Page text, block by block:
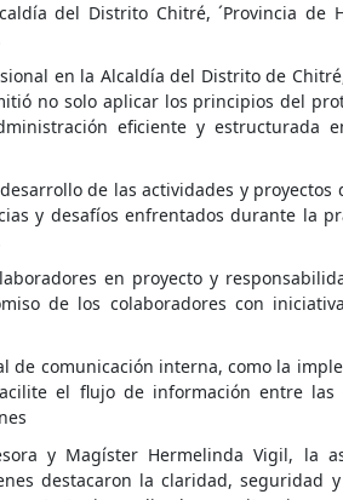
del Distrito Chitré, ´Provincia de
en la Alcaldía del Distrito de
no solo aplicar los principios del
eficiente y estructurada
de las actividades y
y desafíos enfrentados durante la
en proyecto y
de los colaboradores con
de comunicación interna, como la
el flujo de información entre las
y Magíster Hermelinda Vigil, la
destacaron la claridad, seguridad